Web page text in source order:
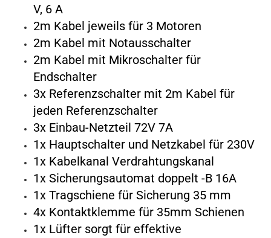
V, 6 A
2m Kabel jeweils für 3 Motoren
2m Kabel mit Notausschalter
2m Kabel mit Mikroschalter für
Endschalter
3x Referenzschalter mit 2m Kabel für
jeden Referenzschalter
3x Einbau-Netzteil 72V 7A
1x Hauptschalter und Netzkabel für 230V
1x Kabelkanal Verdrahtungskanal
1x Sicherungsautomat doppelt -B 16A
1x Tragschiene für Sicherung 35 mm
4x Kontaktklemme für 35mm Schienen
1x Lüfter sorgt für effektive